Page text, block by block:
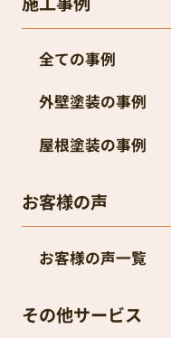
お客様の声
お客様の声一覧
アパート・マンシ
おうちReカバー
ドローン診断